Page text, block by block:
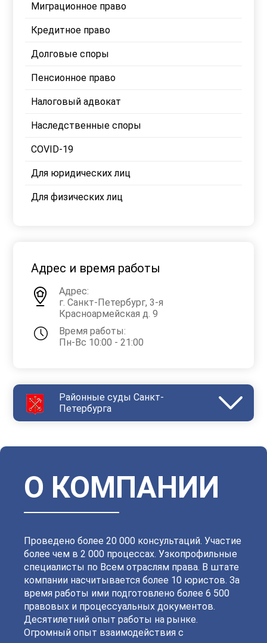
Миграционное право
Кредитное право
Долговые споры
Пенсионное право
Налоговый адвокат
Наследственные споры
COVID-19
Для юридических лиц
Для физических лиц
Адрес и время работы
Адрес:
г. Санкт-Петербург, 3-я
Красноармейская д. 9
Время работы:
Пн-Вс 10:00 - 21:00
Районные суды Санкт-
Петербурга
Московский
Невский Октябрьский
Петроградский
Петродворцовый
Приморский Пушкинский
Сестрорецкий
Смольнинский
О КОМПАНИИ
Проведено более 20 000 консультаций. Участие
более чем в 2 000 процессах. Узкопрофильные
специалисты по Всем отраслям права. В штате
компании насчитывается более 10 юристов. За
время работы ими подготовлено более 6 500
правовых и процессуальных документов.
Десятилетний опыт работы на рынке.
Огромный опыт взаимодействия с